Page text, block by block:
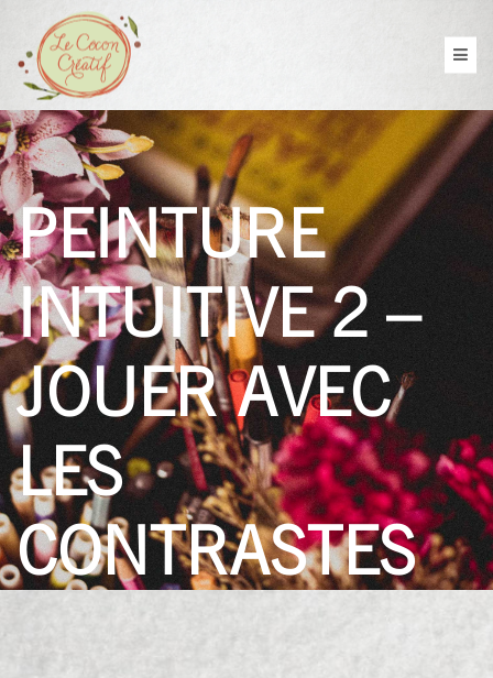
PEINTURE
INTUITIVE 2 –
JOUER AVEC
LES
CONTRASTES